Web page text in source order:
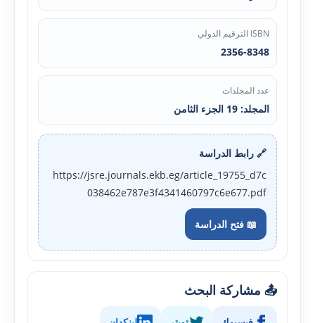
ISBN الترقيم الدولي
2356-8348
عدد المجلدات
المجلد: 19 الجزء الثامن
🔗 رابط الدراسة
https://jsre.journals.ekb.eg/article_19755_d7c
038462e787e3f4341460797c6e677.pdf
📖 فتح الدراسة
📤 مشاركة البحث